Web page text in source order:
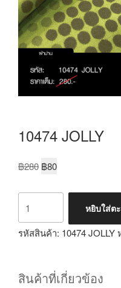
10474 JOLLY
฿280 ฿80
หยิบใส่ต
รหัสสินค้า: 10474 JOLLY
สินค้าที่เกี่ยวข้อง